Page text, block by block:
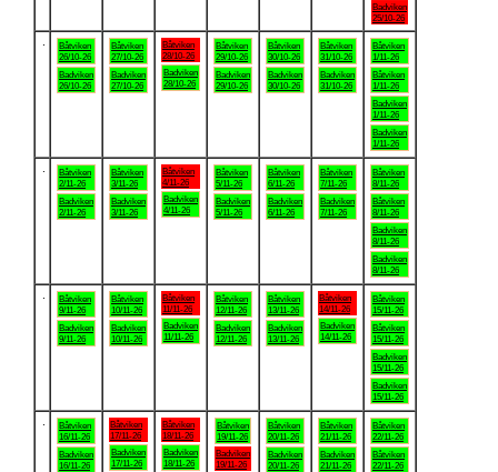
Badviken
25/10-26
Båtviken
26/10-26
Badviken
26/10-26
Båtviken
27/10-26
Badviken
27/10-26
Båtviken
28/10-26
Badviken
28/10-26
Båtviken
29/10-26
Badviken
29/10-26
Båtviken
30/10-26
Badviken
30/10-26
Båtviken
31/10-26
Badviken
31/10-26
Båtviken
1/11-26
Båtviken
1/11-26
Badviken
1/11-26
Badviken
1/11-26
Båtviken
2/11-26
Badviken
2/11-26
Båtviken
3/11-26
Badviken
3/11-26
Båtviken
4/11-26
Badviken
4/11-26
Båtviken
5/11-26
Badviken
5/11-26
Båtviken
6/11-26
Badviken
6/11-26
Båtviken
7/11-26
Badviken
7/11-26
Båtviken
8/11-26
Båtviken
8/11-26
Badviken
8/11-26
Badviken
8/11-26
Båtviken
9/11-26
Badviken
9/11-26
Båtviken
10/11-26
Badviken
10/11-26
Båtviken
11/11-26
Badviken
11/11-26
Båtviken
12/11-26
Badviken
12/11-26
Båtviken
13/11-26
Badviken
13/11-26
Båtviken
14/11-26
Badviken
14/11-26
Båtviken
15/11-26
Båtviken
15/11-26
Badviken
15/11-26
Badviken
15/11-26
Båtviken
16/11-26
Badviken
16/11-26
Båtviken
17/11-26
Badviken
17/11-26
Båtviken
18/11-26
Badviken
18/11-26
Båtviken
19/11-26
Badviken
19/11-26
Båtviken
20/11-26
Badviken
20/11-26
Båtviken
21/11-26
Badviken
21/11-26
Båtviken
22/11-26
Båtviken
22/11-26